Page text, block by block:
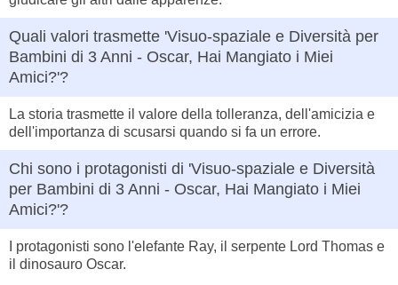
Quali valori trasmette 'Visuo-spaziale e Diversità per
Bambini di 3 Anni - Oscar, Hai Mangiato i Miei
Amici?'?
La storia trasmette il valore della tolleranza, dell'amicizia e
dell'importanza di scusarsi quando si fa un errore.
Chi sono i protagonisti di 'Visuo-spaziale e Diversità
per Bambini di 3 Anni - Oscar, Hai Mangiato i Miei
Amici?'?
I protagonisti sono l'elefante Ray, il serpente Lord Thomas e
il dinosauro Oscar.